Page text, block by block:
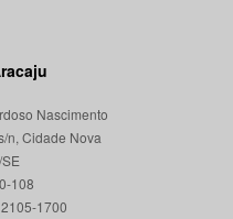
Nascimento
n, Cidade Nova
108